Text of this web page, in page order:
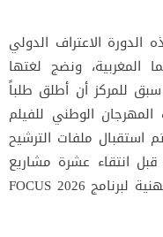
الاعتراف الدولي
المغربية، ونضج لغتها
للمركز أن أطلق طلباً
المهرجان الوطني للفيلم
أكتوبر 2025، حيث تم استقبال ملفات الترشيح
قبل انتقاء عشرة مشاريع
استجابت للمعايير الفنية والسردية والمهنية لبرنامج 2026 FOCUS